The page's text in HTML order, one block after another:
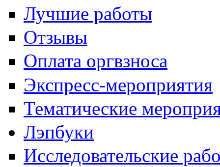
Лучшие работы
Отзывы
Оплата оргвзноса
Экспресс-мероприятия
Тематические
Лэпбуки
Исследовательские